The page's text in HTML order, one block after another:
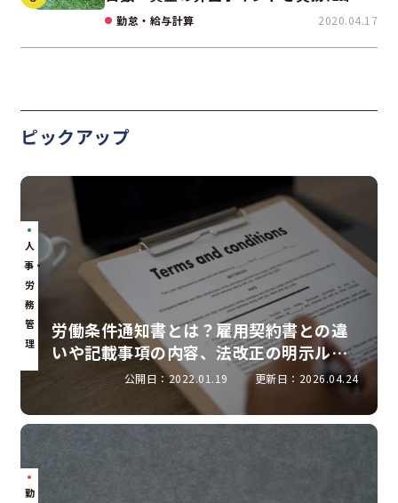
て解説
勤怠・給与計算 2020.04.17
ピックアップ
人
事・
労
務
管
理
労働条件通知書とは？雇用契約書との違
いや記載事項の内容、法改正の明示ルー
公開日：2022.01.19 更新日：2026.04.24
勤